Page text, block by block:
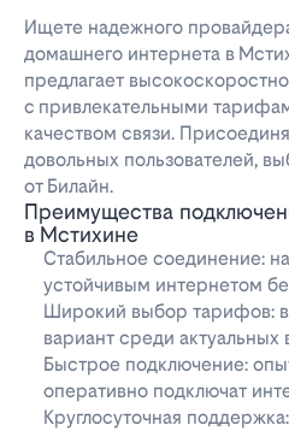
Ищете надежного
домашнего интернета в
предлагает
с привлекательными
качеством связи.
довольных пользователей,
от Билайн.
Преимущества
в Мстихине
Стабильное соединение:
устойчивым интернетом
Широкий выбор тарифов:
вариант среди актуальных
Быстрое подключение:
оперативно подключат
Круглосуточная